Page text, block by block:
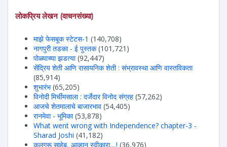
लोकप्रिय लेखन (वाचनसंख्या)
माझे फेसबूक स्टेटस-1 (140,708)
नागपुरी तडका - ई पुस्तक (101,721)
पोळ्याच्या झडत्या (92,447)
सेंद्रिय शेती आणि रासायनिक शेती : संभ्रावस्था आणि वास्तविकता
(85,914)
शुभारंभ (65,205)
विनोदी मिर्चीमसाला : दर्जेदार विनोद संग्रह (57,262)
आजचे शेतमालाचे बाजारभाव (54,405)
रानमेवा - भूमिका (53,878)
What went wrong with Independence? chapter-3 -
Sharad Joshi (41,182)
कुलगुरू साहेब, आव्हान स्वीकारा....! (36,976)